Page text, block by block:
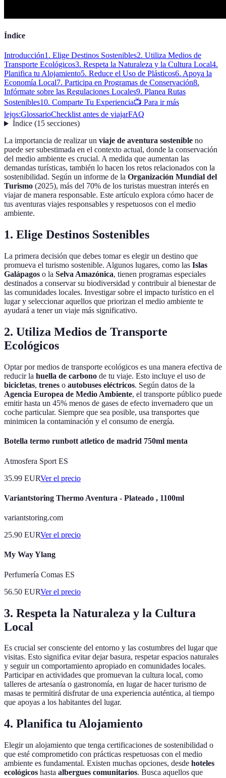
Índice
Introducción1. Elige Destinos Sostenibles2. Utiliza Medios de
Transporte Ecológicos3. Respeta la Naturaleza y la Cultura Local4.
Planifica tu Alojamiento5. Reduce el Uso de Plásticos6. Apoya la
Economía Local7. Participa en Programas de Conservación8.
Infórmate sobre las Regulaciones Locales9. Planea Rutas
Sostenibles10. Comparte Tu Experiencia📺 Para ir más
lejos:GlossarioChecklist antes de viajarFAQ
Índice(15 secciones)
La importancia de realizar un viaje de aventura sostenible no
puede ser subestimada en el contexto actual, donde la conservación
del medio ambiente es crucial. A medida que aumentan las
demandas turísticas, también lo hacen los retos relacionados con la
sostenibilidad. Según un informe de la Organización Mundial del
Turismo (2025), más del 70% de los turistas muestran interés en
viajar de manera responsable. Este artículo explora cómo hacer de
tus aventuras viajes responsables y respetuosos con el medio
ambiente.
1. Elige Destinos Sostenibles
La primera decisión que debes tomar es elegir un destino que
promueva el turismo sostenible. Algunos lugares, como las Islas
Galápagos o la Selva Amazónica, tienen programas especiales
destinados a conservar su biodiversidad y contribuir al bienestar de
las comunidades locales. Investigar sobre el impacto turístico en el
lugar y seleccionar aquellos que priorizan el medio ambiente te
ayudará a tener un viaje más significativo.
2. Utiliza Medios de Transporte
Ecológicos
Optar por medios de transporte ecológicos es una manera efectiva de
reducir la huella de carbono de tu viaje. Esto incluye el uso de
bicicletas, trenes o autobuses eléctricos. Según datos de la
Agencia Europea de Medio Ambiente, el transporte público puede
emitir hasta un 45% menos de gases de efecto invernadero que un
coche particular. Siempre que sea posible, usa transportes que
minimicen la contaminación y el consumo de energía.
Botella termo runbott atletico de madrid 750ml menta
Atmosfera Sport ES
35.99 EURVer el precio
Variantstoring Thermo Aventura - Plateado , 1100ml
variantstoring.com
25.90 EURVer el precio
My Way Ylang
Perfumería Comas ES
56.50 EURVer el precio
3. Respeta la Naturaleza y la Cultura
Local
Es crucial ser consciente del entorno y las costumbres del lugar que
visitas. Esto significa evitar dejar basura, respetar espacios naturales
y seguir un comportamiento apropiado en comunidades locales.
Participar en actividades que promuevan la cultura local, como
talleres de artesanía o gastronomía, en lugar de hacer turismo de
masas te permitirá disfrutar de una experiencia auténtica, al tiempo
que apoyas a los habitantes del lugar.
4. Planifica tu Alojamiento
Elegir un alojamiento que tenga certificaciones de sostenibilidad o
que esté comprometido con prácticas respetuosas con el medio
ambiente es fundamental. Existen muchas opciones, desde hoteles
ecológicos hasta albergues comunitarios. Busca aquellos que